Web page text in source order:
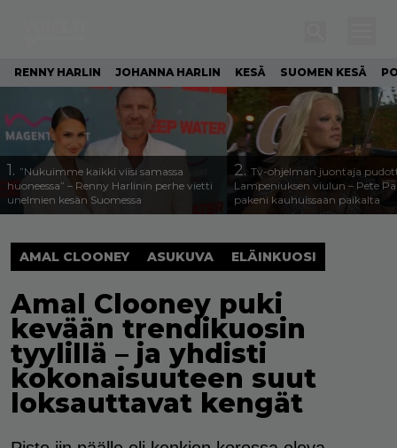
RENNY HARLIN JOHANNA HARLIN KESÄ SUOMEN KESÄ
1. ”Nukuimme kaikki viisi samassa
huoneessa” – Renny Harlinin perhe vietti
unelmien kesän Suomessa
2. Tv-ohjelman juontaja
Lampeniuksen viulun – Pete
pakeni kauhuissaan paikalta
AMAL CLOONEY ASUKUVA ELÄINKUOSI
Amal Clooney puki
kevään trendikuosin
tyylillä – ja yhdisti
kokonaisuuteen suut
loksauttavat kengät